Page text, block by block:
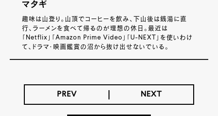
マタギ
趣味は山登り。山頂でコーヒーを飲み、下山後は銭湯に直
行、ラーメンを食べて帰るのが理想の休日。最近は
「Netflix」「Amazon Prime Video」「U-NEXT」を使いわけ
て、ドラマ・映画鑑賞の沼から抜け出せないでいる。
PREV NEXT